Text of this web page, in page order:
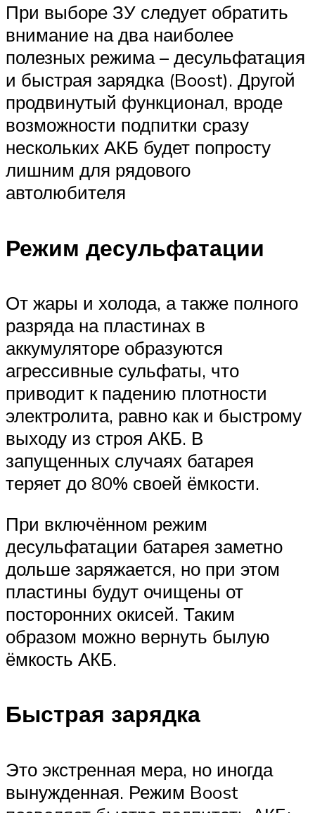
При выборе ЗУ следует обратить
внимание на два наиболее
полезных режима – десульфатация
и быстрая зарядка (Boost). Другой
продвинутый функционал, вроде
возможности подпитки сразу
нескольких АКБ будет попросту
лишним для рядового
автолюбителя
Режим десульфатации
От жары и холода, а также полного
разряда на пластинах в
аккумуляторе образуются
агрессивные сульфаты, что
приводит к падению плотности
электролита, равно как и быстрому
выходу из строя АКБ. В
запущенных случаях батарея
теряет до 80% своей ёмкости.
При включённом режим
десульфатации батарея заметно
дольше заряжается, но при этом
пластины будут очищены от
посторонних окисей. Таким
образом можно вернуть былую
ёмкость АКБ.
Быстрая зарядка
Это экстренная мера, но иногда
вынужденная. Режим Boost